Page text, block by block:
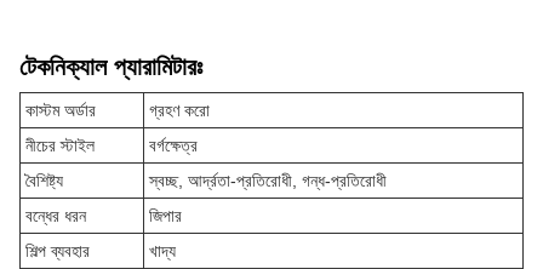
টেকনিক্যাল প্যারামিটারঃ
কাস্টম অর্ডার
গ্রহণ করো
নীচের স্টাইল
বর্গক্ষেত্র
বৈশিষ্ট্য
স্বচ্ছ, আর্দ্রতা-প্রতিরোধী, গন্ধ-প্রতিরোধী
বন্ধের ধরন
জিপার
শিল্প ব্যবহার
খাদ্য